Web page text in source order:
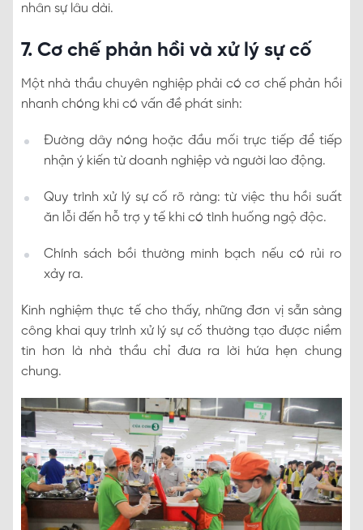
nhân sự lâu dài.
7. Cơ chế phản hồi và xử lý sự cố
Một nhà thầu chuyên nghiệp phải có cơ chế phản hồi
nhanh chóng khi có vấn đề phát sinh:
Đường dây nóng hoặc đầu mối trực tiếp để tiếp
nhận ý kiến từ doanh nghiệp và người lao động.
Quy trình xử lý sự cố rõ ràng: từ việc thu hồi suất
ăn lỗi đến hỗ trợ y tế khi có tình huống ngộ độc.
Chính sách bồi thường minh bạch nếu có rủi ro
xảy ra.
Kinh nghiệm thực tế cho thấy, những đơn vị sẵn sàng
công khai quy trình xử lý sự cố thường tạo được niềm
tin hơn là nhà thầu chỉ đưa ra lời hứa hẹn chung
chung.